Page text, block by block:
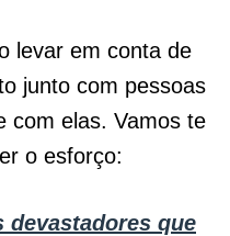
levar em conta de
junto com pessoas
com elas. Vamos te
o esforço:
devastadores que